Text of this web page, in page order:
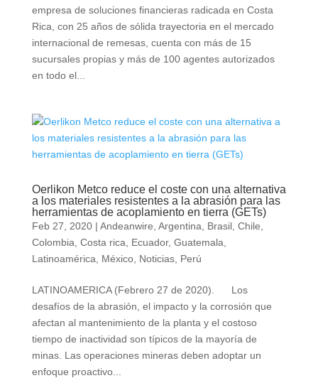
empresa de soluciones financieras radicada en Costa
Rica, con 25 años de sólida trayectoria en el mercado
internacional de remesas, cuenta con más de 15
sucursales propias y más de 100 agentes autorizados
en todo el...
Oerlikon Metco reduce el coste con una alternativa
a los materiales resistentes a la abrasión para las
herramientas de acoplamiento en tierra (GETs)
Feb 27, 2020| Andeanwire Argentina Brasil, Chile
Colombia Costa rica Ecuador, Guatemala
Latinoamérica
México, Noticias, Perú
LATINOAMERICA (Febrero 27 de 2020). Los
desafíos de la abrasión, el impacto y la corrosión que
afectan al mantenimiento de la planta y el costoso
tiempo de inactividad son típicos de la mayoría de
minas. Las operaciones mineras deben adoptar un
enfoque proactivo...